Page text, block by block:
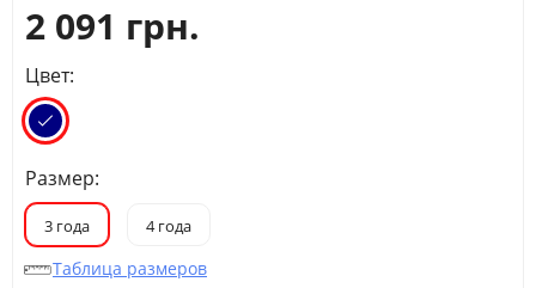
2 091 грн.
Цвет:
Размер:
3 года 4 года
Таблица размеров